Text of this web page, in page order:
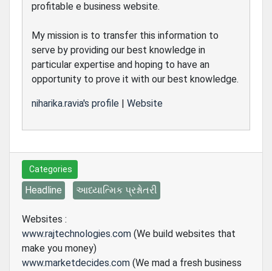
profitable e business website.
My mission is to transfer this information to
serve by providing our best knowledge in
particular expertise and hoping to have an
opportunity to prove it with our best knowledge.
niharika.ravia's profile Website
Categories
Headline આધ્યાત્મિક પ્રશ્નોતરી
Websites :
www.rajtechnologies.com (We build websites that
make you money)
www.marketdecides.com (We mad a fresh business